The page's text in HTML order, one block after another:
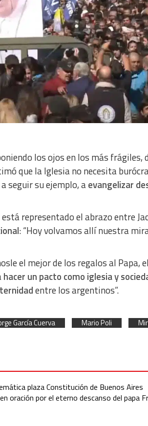
los ojos en los más frágiles,
que la Iglesia no necesita
seguir su ejemplo, aevangelizar
representado el abrazo entre
: “Hoy volvamos allí nuestra
el mejor de los regalos al Papa,
hacer un pacto como iglesia y
entre los argentinos”.
García Cuerva Mario Poli
plaza Constitución de Buenos Aires
oración por el eterno descanso del papa